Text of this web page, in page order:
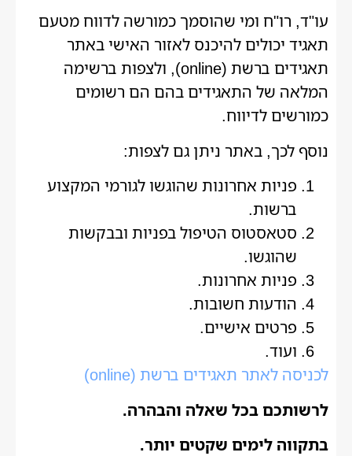
עו"ד, רו"ח ומי שהוסמך כמורשה לדווח מטעם
תאגיד יכולים להיכנס לאזור האישי באתר
תאגידים ברשת (online), ולצפות ברשימה
המלאה של התאגידים בהם הם רשומים
כמורשים לדיווח.
נוסף לכך, באתר ניתן גם לצפות:
פניות אחרונות שהוגשו לגורמי המקצוע
ברשות.
סטאסטוס הטיפול בפניות ובבקשות
שהוגשו.
פניות אחרונות.
הודעות חשובות.
פרטים אישיים.
ועוד.
לכניסה לאתר תאגידים ברשת (online)
לרשותכם בכל שאלה והבהרה.
בתקווה לימים שקטים יותר.